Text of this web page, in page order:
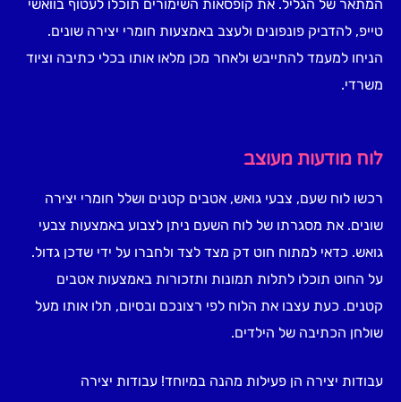
המתאר של הגליל. את קופסאות השימורים תוכלו לעטוף בוואשי
טייפ, להדביק פונפונים ולעצב באמצעות חומרי יצירה שונים.
הניחו למעמד להתייבש ולאחר מכן מלאו אותו בכלי כתיבה וציוד
משרדי.
לוח מודעות מעוצב
רכשו לוח שעם, צבעי גואש, אטבים קטנים ושלל חומרי יצירה
שונים. את מסגרתו של לוח השעם ניתן לצבוע באמצעות צבעי
גואש. כדאי למתוח חוט דק מצד לצד ולחברו על ידי שדכן גדול.
על החוט תוכלו לתלות תמונות ותזכורות באמצעות אטבים
קטנים. כעת עצבו את הלוח לפי רצונכם ובסיום, תלו אותו מעל
שולחן הכתיבה של הילדים.
עבודות יצירה הן פעילות מהנה במיוחד! עבודות יצירה